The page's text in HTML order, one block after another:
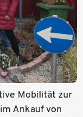
Mobilität zur
Ankauf von